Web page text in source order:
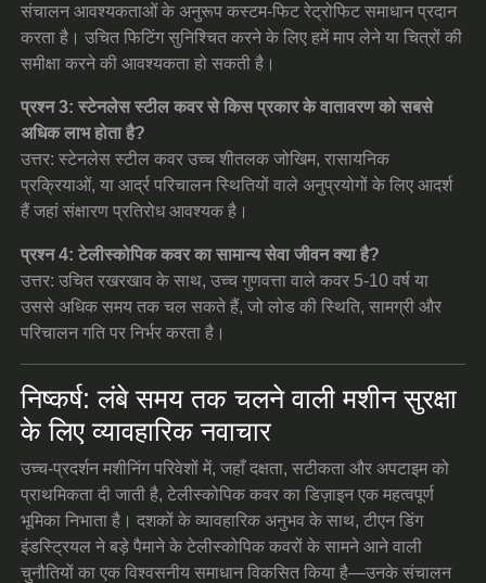
संचालन आवश्यकताओं के अनुरूप कस्टम-फिट रेट्रोफिट समाधान प्रदान
करता है। उचित फिटिंग सुनिश्चित करने के लिए हमें माप लेने या चित्रों की
समीक्षा करने की आवश्यकता हो सकती है।
प्रश्न 3: स्टेनलेस स्टील कवर से किस प्रकार के वातावरण को सबसे
अधिक लाभ होता है?
उत्तर: स्टेनलेस स्टील कवर उच्च शीतलक जोखिम, रासायनिक
प्रक्रियाओं, या आर्द्र परिचालन स्थितियों वाले अनुप्रयोगों के लिए आदर्श
हैं जहां संक्षारण प्रतिरोध आवश्यक है।
प्रश्न 4: टेलीस्कोपिक कवर का सामान्य सेवा जीवन क्या है?
उत्तर: उचित रखरखाव के साथ, उच्च गुणवत्ता वाले कवर 5-10 वर्ष या
उससे अधिक समय तक चल सकते हैं, जो लोड की स्थिति, सामग्री और
परिचालन गति पर निर्भर करता है।
निष्कर्ष: लंबे समय तक चलने वाली मशीन सुरक्षा
के लिए व्यावहारिक नवाचार
उच्च-प्रदर्शन मशीनिंग परिवेशों में, जहाँ दक्षता, सटीकता और अपटाइम को
प्राथमिकता दी जाती है, टेलीस्कोपिक कवर का डिज़ाइन एक महत्वपूर्ण
भूमिका निभाता है। दशकों के व्यावहारिक अनुभव के साथ, टीएन डिंग
इंडस्ट्रियल ने बड़े पैमाने के टेलीस्कोपिक कवरों के सामने आने वाली
चुनौतियों का एक विश्वसनीय समाधान विकसित किया है—उनके संचालन